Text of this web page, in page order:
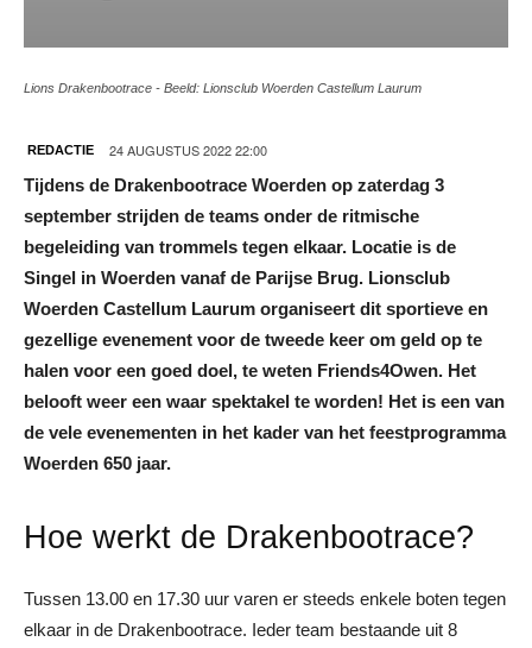
Lions Drakenbootrace - Beeld: Lionsclub Woerden Castellum Laurum
REDACTIE 24 AUGUSTUS 2022 22:00
Tijdens de Drakenbootrace Woerden op zaterdag 3
september strijden de teams onder de ritmische
begeleiding van trommels tegen elkaar. Locatie is de
Singel in Woerden vanaf de Parijse Brug. Lionsclub
Woerden Castellum Laurum organiseert dit sportieve en
gezellige evenement voor de tweede keer om geld op te
halen voor een goed doel, te weten Friends4Owen. Het
belooft weer een waar spektakel te worden! Het is een van
de vele evenementen in het kader van het feestprogramma
Woerden 650 jaar.
Hoe werkt de Drakenbootrace?
Tussen 13.00 en 17.30 uur varen er steeds enkele boten tegen
elkaar in de Drakenbootrace. Ieder team bestaande uit 8